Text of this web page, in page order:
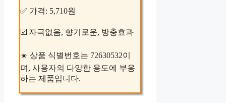
✅ 가격: 5,710원
☑️ 자극없음, 향기로운, 방충효과
☀️ 상품 식별번호는 72630532이
며, 사용자의 다양한 용도에 부응
하는 제품입니다.